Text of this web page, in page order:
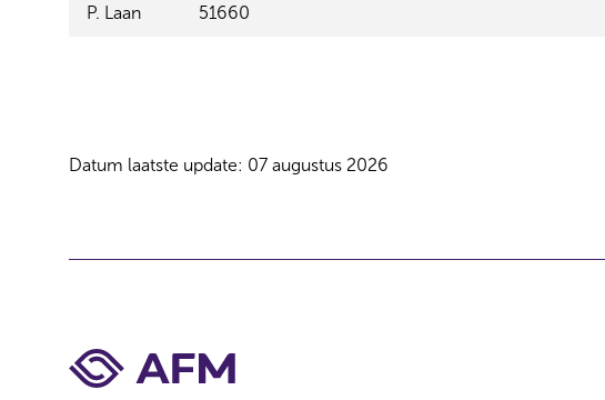
P. Laan 51660
Datum laatste update: 07 augustus 2026